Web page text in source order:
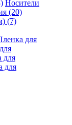
Носители
(20)
(7)
для
для
для